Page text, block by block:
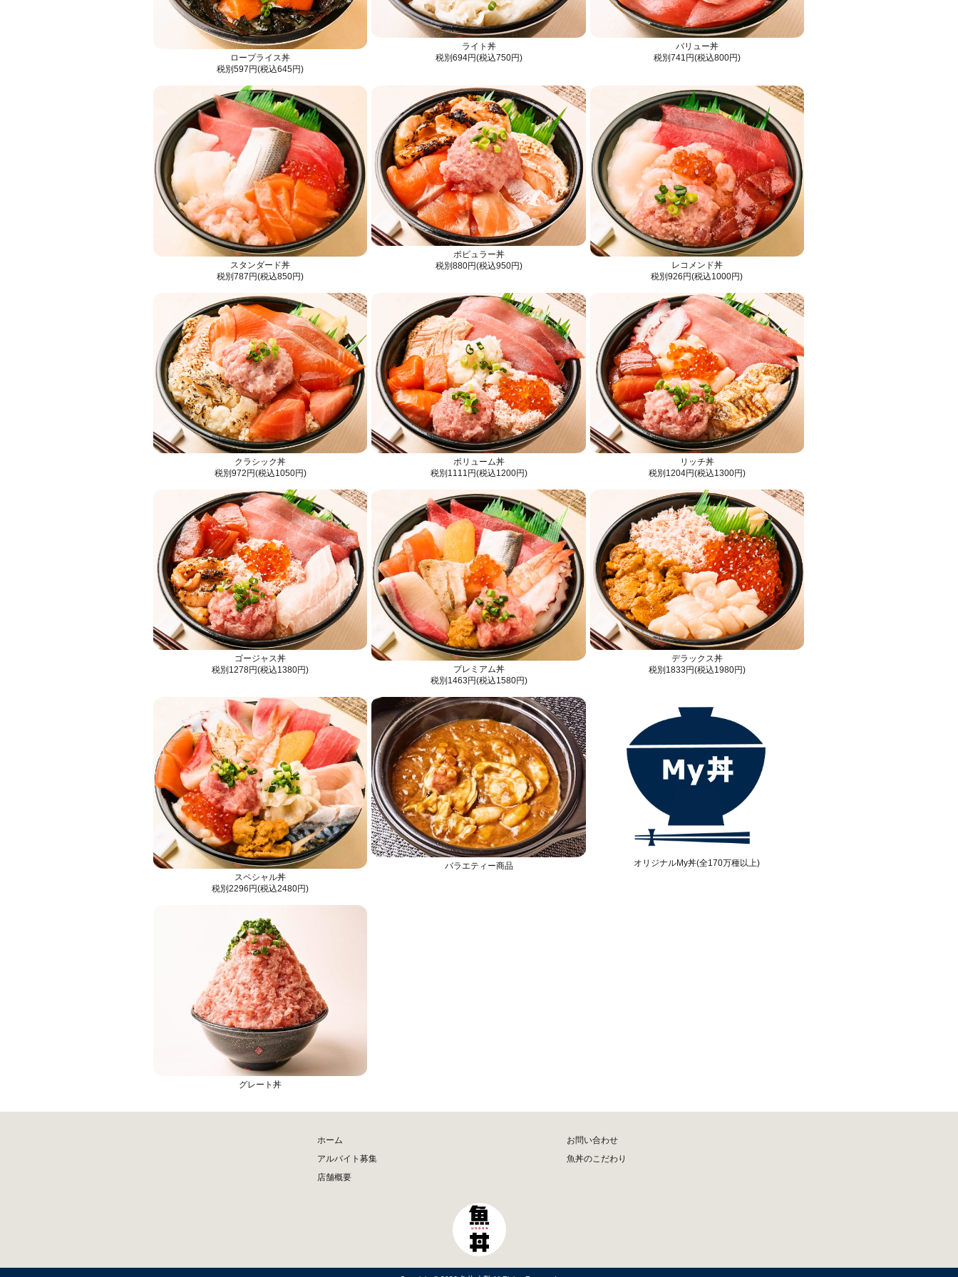
ロープライス丼
税別597円(税込645円)
ライト丼
税別694円(税込750円)
バリュー丼
税別741円(税込800円)
スタンダード丼
税別787円(税込850円)
ポピュラー丼
税別880円(税込950円)
レコメンド丼
税別926円(税込1000円)
クラシック丼
税別972円(税込1050円)
ボリューム丼
税別1111円(税込1200円)
リッチ丼
税別1204円(税込1300円)
ゴージャス丼
税別1278円(税込1380円)
プレミアム丼
税別1463円(税込1580円)
デラックス丼
税別1833円(税込1980円)
スペシャル丼
税別2296円(税込2480円)
バラエティー商品 オリジナルMy丼(全170万種以上)
グレート丼
ホーム
お問い合わせ
アルバイト募集
魚丼のこだわり
店舗概要